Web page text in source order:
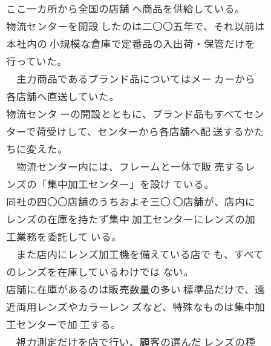
ここ一カ所から全国の店舗 へ商品を供給している。
物流センターを開設 したのは二〇〇五年で、それ以前は
本社内の 小規模な倉庫で定番品の入出荷・保管だけを
行っていた。
主力商品であるブランド品についてはメー カーから
各店舗へ直送していた。
物流センタ ーの開設とともに、ブランド品もすべてセン
ターで荷受けして、センターから各店舗へ配 送するかた
ちに変えた。
物流センター内には、フレームと一体で販 売するレ
ンズの「集中加工センター」を設け ている。
同社の四〇〇店舗のうちおよそ三〇 〇店舗が、店内に
レンズの在庫を持たず集中 加工センターにレンズの加
工業務を委託して いる。
また店内にレンズ加工機を備えている店で も、すべて
のレンズを在庫しているわけでは ない。
店舗に在庫があるのは販売数量の多い 標準品だけで、遠
近両用レンズやカラーレン ズなど、特殊なものは集中加
工センターで加 工する。
視力測定だけを店で行い、顧客の選んだ レンズの種